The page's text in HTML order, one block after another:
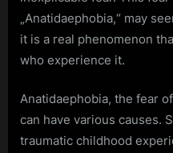
„Anatidaephobia,“ may
it is a real phenomenon
who experience it.
Anatidaephobia, the fear
can have various causes.
traumatic childhood